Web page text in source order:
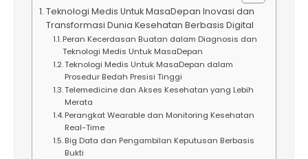
Teknologi Medis Untuk MasaDepan Inovasi dan
Transformasi Dunia Kesehatan Berbasis Digital
Peran Kecerdasan Buatan dalam Diagnosis dan
Teknologi Medis Untuk MasaDepan
Teknologi Medis Untuk MasaDepan dalam
Prosedur Bedah Presisi Tinggi
Telemedicine dan Akses Kesehatan yang Lebih
Merata
Perangkat Wearable dan Monitoring Kesehatan
Real-Time
Big Data dan Pengambilan Keputusan Berbasis
Bukti